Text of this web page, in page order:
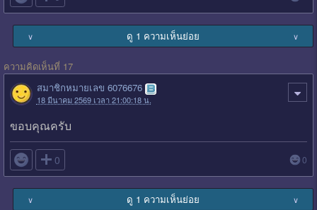
∨ ดู 1 ความเห็นย่อย ∨
ความคิดเห็นที่ 17
สมาชิกหมายเลข 6076676
18 มีนาคม 2569 เวลา 21:00:18 น.
ขอบคุณครับ
 0 0
∨ ดู 1 ความเห็นย่อย ∨